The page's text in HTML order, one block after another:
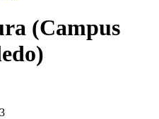
(Campus